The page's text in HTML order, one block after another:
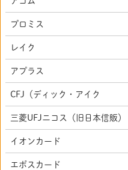
プロミス
レイク
アプラス
CFJ（ディック・アイク
三菱UFJニコス（旧日本信販）
イオンカード
エポスカード